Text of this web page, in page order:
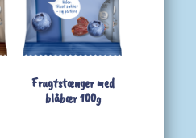
Frugtstænger med
blåbær 100g